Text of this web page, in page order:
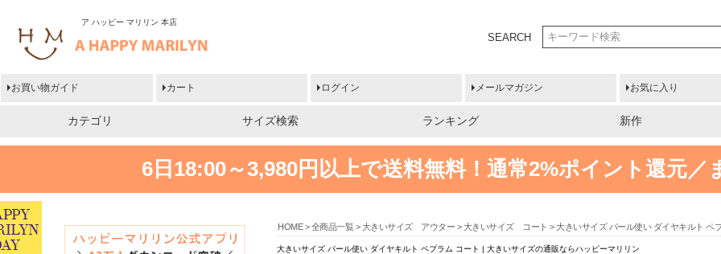
ア ハッピー マリリン 本店
SEARCH
お買い物ガイド カート ログイン メールマガジン お気に入り
カテゴリ サイズ検索 ランキング 新作
6日18:00～3,980円以上で送料無料！ 通常2%ポイント還元／
HOME 全商品一覧 大きいサイズ アウター 大きいサイズ コート 大きいサイズ パール使い ダイヤキルト ペ
大きいサイズ パール使い ダイヤキルト ペプラム コート | 大きいサイズの通販ならハッピーマリリン